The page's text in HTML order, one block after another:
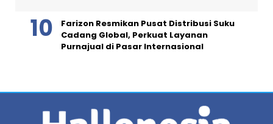
Farizon Resmikan Pusat Distribusi Suku
Cadang Global, Perkuat Layanan
Purnajual di Pasar Internasional